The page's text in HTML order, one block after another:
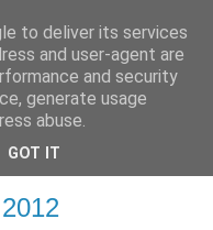
III, Hekkveien
to deliver its services
and user-agent are
and security
generate usage
abuse.
GOT IT